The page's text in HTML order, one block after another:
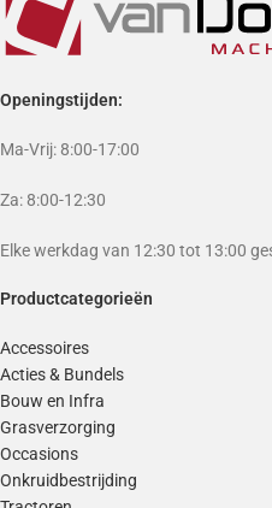
Openingstijden:
Ma-Vrij: 8:00-17:00
Za: 8:00-12:30
Elke werkdag van 12:30 tot 13:00
Productcategorieën
Accessoires
Acties & Bundels
Bouw en Infra
Grasverzorging
Occasions
Onkruidbestrijding